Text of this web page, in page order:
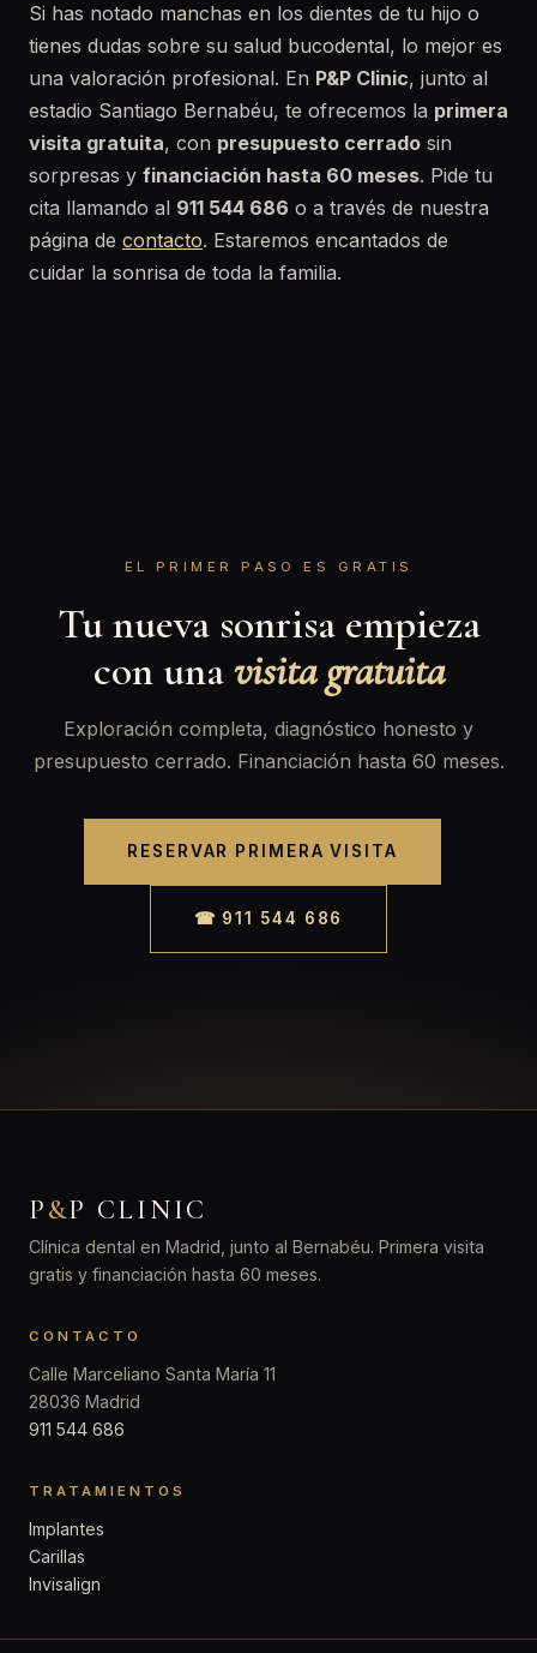
Si has notado manchas en los dientes de tu hijo o
tienes dudas sobre su salud bucodental, lo mejor es
una valoración profesional. En P&P Clinic, junto al
estadio Santiago Bernabéu, te ofrecemos la primera
visita gratuita, con presupuesto cerrado sin
sorpresas y financiación hasta 60 meses. Pide tu
cita llamando al 911 544 686 o a través de nuestra
página de contacto. Estaremos encantados de
cuidar la sonrisa de toda la familia.
EL PRIMER PASO ES GRATIS
Tu nueva sonrisa empieza
con unavisita gratuita
Exploración completa, diagnóstico honesto y
presupuesto cerrado. Financiación hasta 60 meses.
RESERVAR PRIMERA VISITA
☎ 911 544 686
P&P CLINIC
Clínica dental en Madrid, junto al Bernabéu. Primera visita
gratis y financiación hasta 60 meses.
CONTACTO
Calle Marceliano Santa María 11
28036 Madrid
911 544 686
TRATAMIENTOS
Implantes
Carillas
Invisalign